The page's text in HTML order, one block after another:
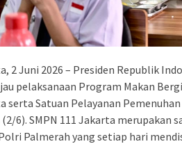
2 Juni 2026 – Presiden Republik
pelaksanaan Program Makan
serta Satuan Pelayanan
(2/6). SMPN 111 Jakarta merupakan
Palmerah yang setiap hari